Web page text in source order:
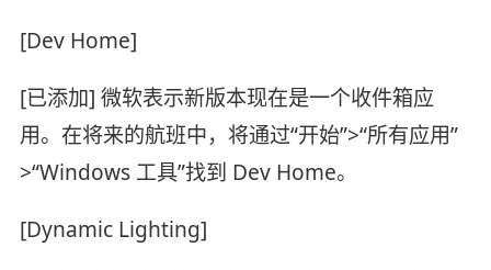
[Dev Home]
[已添加] 微软表示新版本现在是一个收件箱应
用。在将来的航班中，将通过“开始”>“所有应用”
>“Windows 工具”找到 Dev Home。
[Dynamic Lighting]